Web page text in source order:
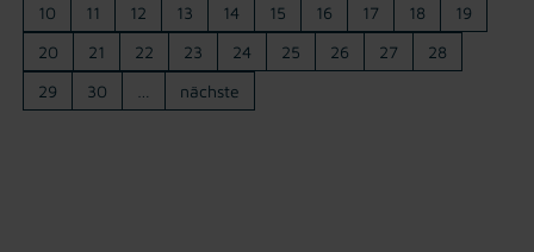
10
11 12 13 14 15 16 17 18
19
20
21 22 23 24 25 26 27
28
29
30 nächste